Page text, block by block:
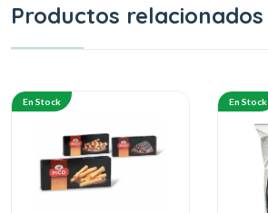
Productos relacionados
En Stock En Stock